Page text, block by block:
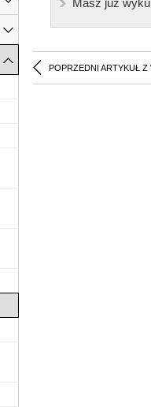
Masz już
POPRZEDNI ARTYKUŁ Z